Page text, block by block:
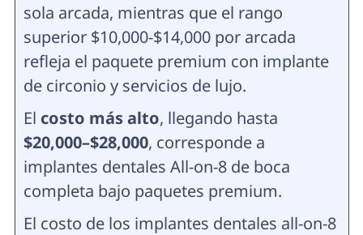
sola arcada, mientras que el rango
superior $10,000-$14,000 por arcada
refleja el paquete premium con implante
de circonio y servicios de lujo.
El costo más alto, llegando hasta
$20,000–$28,000, corresponde a
implantes dentales All-on-8 de boca
completa bajo paquetes premium.
El costo de los implantes dentales all-on-8